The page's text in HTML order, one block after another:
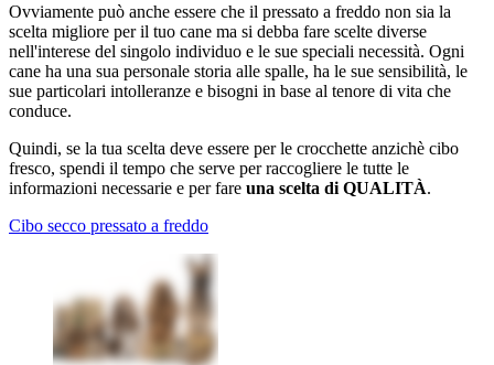
Ovviamente può anche essere che il pressato a freddo non sia la
scelta migliore per il tuo cane ma si debba fare scelte diverse
nell'interese del singolo individuo e le sue speciali necessità. Ogni
cane ha una sua personale storia alle spalle, ha le sue sensibilità, le
sue particolari intolleranze e bisogni in base al tenore di vita che
conduce.
Quindi, se la tua scelta deve essere per le crocchette anzichè cibo
fresco, spendi il tempo che serve per raccogliere le tutte le
informazioni necessarie e per fare una scelta di QUALITÀ.
Cibo secco pressato a freddo